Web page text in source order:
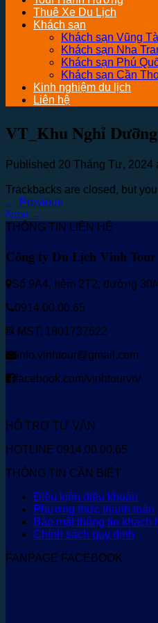
Thuê Xe Du Lịch
Khách sạn
Khách sạn Vũng
Khách sạn Nha
Khách sạn Phú
Khách sạn Cần
Kinh nghiệm du lịch
Liên hệ
VT_Khu Nghỉ
Published 20 Tháng Tư, 2024
Trackbacks are closed, but
← Previous
Next →
THÔNG TIN LIÊN HỆ
Công ty Du Lịch Vinh Tour
Số 9A4, hẻm 2T2, đường
0914.00.00.65
MST: 1801737622
info.vinhtour@gmail.com
facebook.com/vinhtourvn/
HỖ TRỢ TƯ VẤN
HOTLINE 0914.00.00.65
THÔNG TIN CẦN BIẾT
Điều kiện điều khoản
Phương thức thanh toán
Bảo mật thông tin khách
Chính sách quy định
FANPAGE FACEBOOK